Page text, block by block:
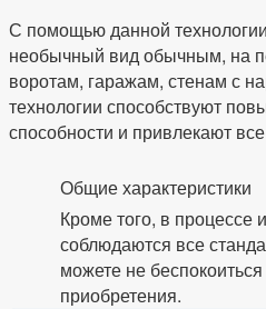
С помощью данной
необычный вид обычным, на
воротам, гаражам, стенам с
технологии способствуют
способности и привлекают
Общие характеристики
Кроме того, в процессе
соблюдаются все
можете не
приобретения.